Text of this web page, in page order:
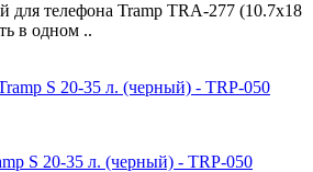
для телефона Tramp TRA-277 (10.7x18
в одном ..
S 20-35 л. (черный) - TRP-050